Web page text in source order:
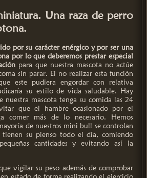
Una raza de perro
por su carácter enérgico y por ser una
por lo que deberemos prestar especial
para que nuestra mascota no actúe
sin parar. El no realizar esta función
este pudiera engordar con relativa
su estilo de vida saludable. Hay
nuestra mascota tenga su comida las 24
que el hambre ocasionado por el
comer más de lo necesario. Hemos
de nuestros mini bull se controlan
tienen su pienso todo el día, comiendo
cantidades y evitando así la
vigilar su peso además de comprobar